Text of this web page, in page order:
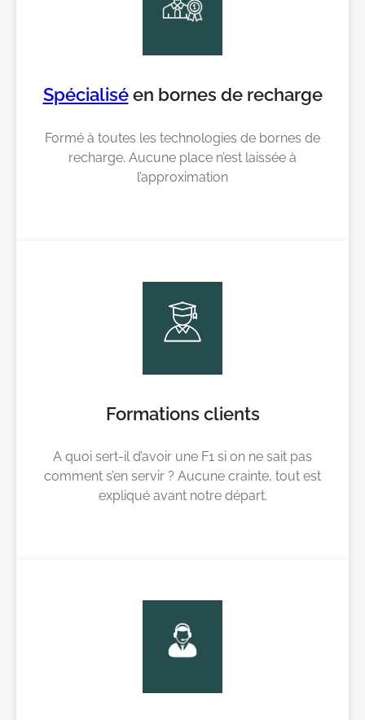
Spécialiséen bornes de recharge
Formé à toutes les technologies de bornes de
recharge. Aucune place n’est laissée à
l’approximation
Formations clients
A quoi sert-il d’avoir une F1 si on ne sait pas
comment s’en servir ? Aucune crainte, tout est
expliqué avant notre départ.